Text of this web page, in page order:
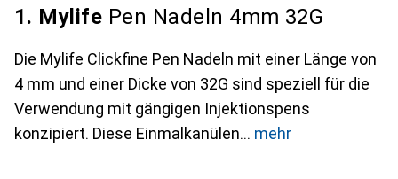
1. Mylife Pen Nadeln 4mm 32G
Die Mylife Clickfine Pen Nadeln mit einer Länge von
4 mm und einer Dicke von 32G sind speziell für die
Verwendung mit gängigen Injektionspens
konzipiert. Diese Einmalkanülen
mehr